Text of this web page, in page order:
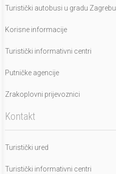
Turistički autobusi u gradu Zagrebu
Korisne informacije
Turistički informativni centri
Putničke agencije
Zrakoplovni prijevoznici
Kontakt
Turistički ured
Turistički informativni centri